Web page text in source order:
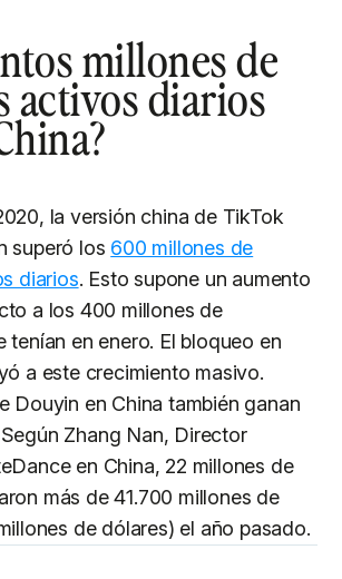
millones de
activos diarios
la versión china de TikTok
superó los 600 millones de
diarios. Esto supone un aumento
a los 400 millones de
tenían en enero. El bloqueo en
a este crecimiento masivo.
Douyin en China también ganan
Zhang Nan, Director
en China, 22 millones de
más de 41.700 millones de
de dólares) el año pasado.